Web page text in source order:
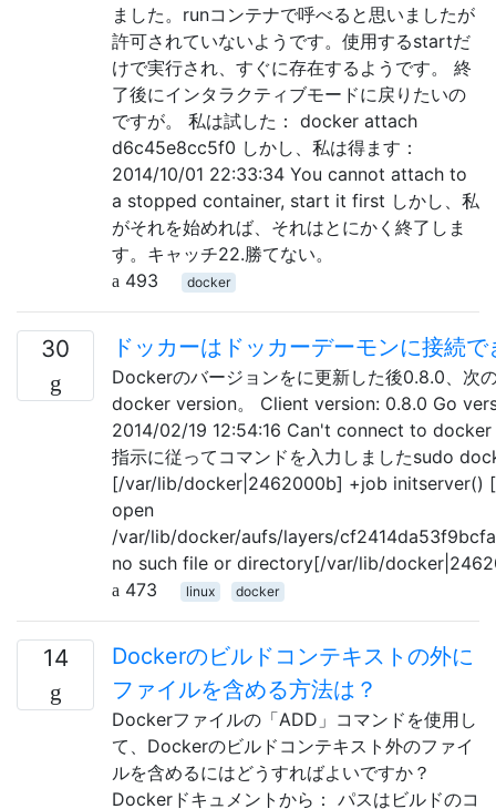
ました。runコンテナで呼べると思いましたが
許可されていないようです。使用するstartだ
けで実行され、すぐに存在するようです。 終
了後にインタラクティブモードに戻りたいの
ですが。 私は試した： docker attach
d6c45e8cc5f0 しかし、私は得ます：
2014/10/01 22:33:34 You cannot attach to
a stopped container, start it first しかし、私
がそれを始めれば、それはとにかく終了しま
す。キャッチ22.勝てない。
493
docker
30 ドッカーはドッカーデーモンに接続
Dockerのバージョンをに更新した後0.8.0、次
docker version。 Client version: 0.8.0 Go
2014/02/19 12:54:16 Can't connect to
指示に従ってコマンドを入力しましたsudo
[/var/lib/docker|2462000b] +job initserver()
open
/var/lib/docker/aufs/layers/
no such file or directory[/var/lib/
473
linux docker
14
Dockerのビルドコンテキストの外に
ファイルを含める方法は？
Dockerファイルの「ADD」コマンドを使用し
て、Dockerのビルドコンテキスト外のファイ
ルを含めるにはどうすればよいですか？
Dockerドキュメントから： パスはビルドのコ